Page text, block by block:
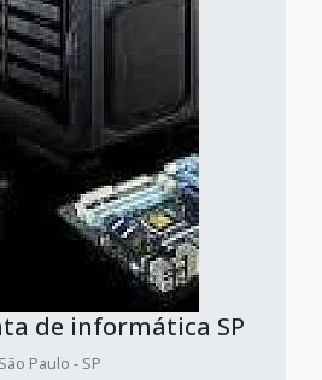
de informática SP
Paulo - SP